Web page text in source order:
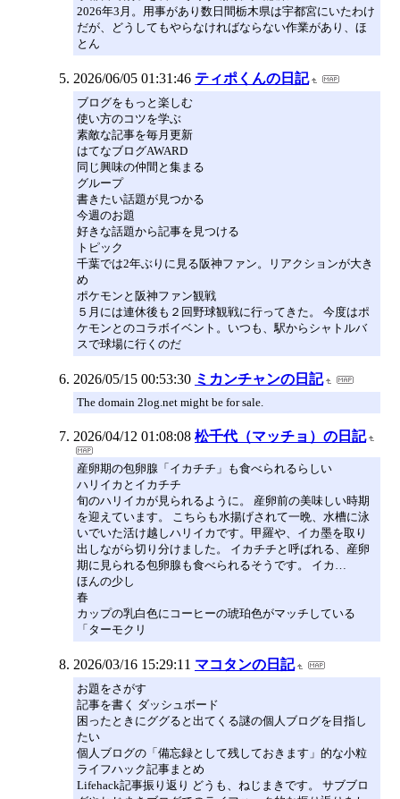
2026年3月。用事があり数日間栃木県は宇都宮にいたわけ
だが、どうしてもやらなければならない作業があり、ほ
とん
2026/06/05 01:31:46 ティポくんの日記
ブログをもっと楽しむ
使い方のコツを学ぶ
素敵な記事を毎月更新
はてなブログAWARD
同じ興味の仲間と集まる
グループ
書きたい話題が見つかる
今週のお題
好きな話題から記事を見つける
トピック
千葉では2年ぶりに見る阪神ファン。リアクションが大き
め
ポケモンと阪神ファン観戦
５月には連休後も２回野球観戦に行ってきた。 今度はポ
ケモンとのコラボイベント。いつも、駅からシャトルバ
スで球場に行くのだ
2026/05/15 00:53:30 ミカンチャンの日記
The domain 2log.net might be for sale.
2026/04/12 01:08:08 松千代（マッチョ）の日記
産卵期の包卵腺「イカチチ」も食べられるらしい
ハリイカとイカチチ
旬のハリイカが見られるように。 産卵前の美味しい時期
を迎えています。 こちらも水揚げされて一晩、水槽に泳
いでいた活け越しハリイカです。甲羅や、イカ墨を取り
出しながら切り分けました。 イカチチと呼ばれる、産卵
期に見られる包卵腺も食べられるそうです。 イカ…
ほんの少し
春
カップの乳白色にコーヒーの琥珀色がマッチしている
「ターモクリ
2026/03/16 15:29:11 マコタンの日記
お題をさがす
記事を書く ダッシュボード
困ったときにググると出てくる謎の個人ブログを目指し
たい
個人ブログの「備忘録として残しておきます」的な小粒
ライフハック記事まとめ
Lifehack記事振り返り どうも、ねじまきです。 サブブロ